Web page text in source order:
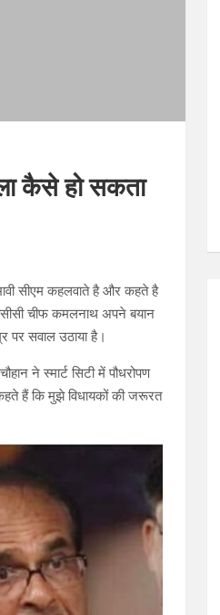
कैसे हो सकता
सीएम कहलवाते है और कहते है
चीफ कमलनाथ अपने बयान
पर सवाल उठाया है।
ने स्मार्ट सिटी में पौधरोपण
हैं कि मुझे विधायकों की जरूरत